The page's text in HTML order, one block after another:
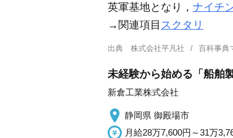
英軍基地となり， ナイチ
→関連項目 スクタリ
出典 株式会社平凡社 百科事
未経験から始める「船舶
新倉工業株式会社
静岡県 御殿場市
月給28万7,600円～31万